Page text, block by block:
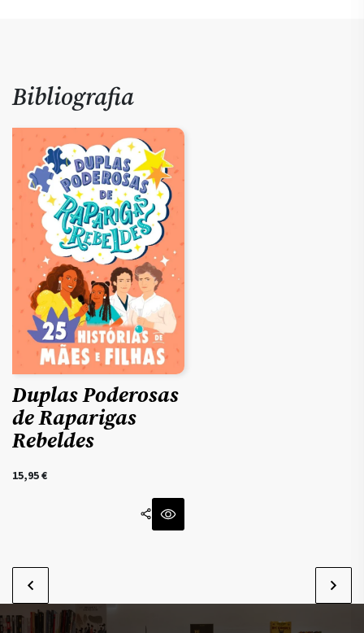
Bibliografia
Duplas Poderosas
de Raparigas
Rebeldes
15,95€